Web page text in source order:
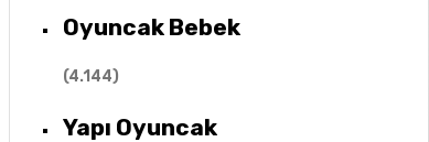
Oyuncak Bebek
(4.144)
Yapı Oyuncak